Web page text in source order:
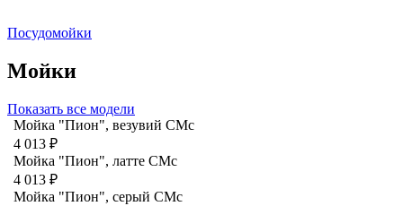
Посудомойки
Мойки
Показать все модели
Мойка "Пион", везувий СМс
4 013 ₽
Мойка "Пион", латте CMc
4 013 ₽
Мойка "Пион", серый CMc